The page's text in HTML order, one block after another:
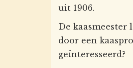
uit 1906.
De kaasmeester
door een
geïnteresseerd?